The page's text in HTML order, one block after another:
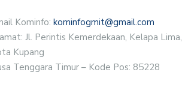
Kominfo: kominfogmit@gmail.com
Jl. Perintis Kemerdekaan, Kelapa Lima,
Kupang
Tenggara Timur – Kode Pos: 85228